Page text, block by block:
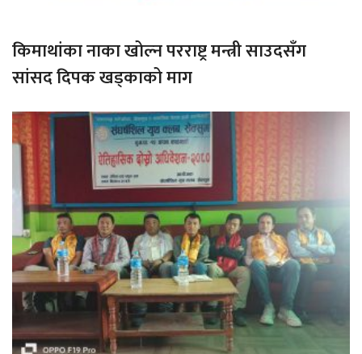
किमाथांका नाका खोल्न परराष्ट्र मन्त्री साउदसँग
सांसद दिपक खड्काको माग